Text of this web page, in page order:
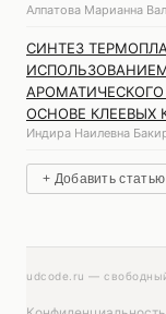
Алпатова Марианна
СИНТЕЗ
ОСНОВЕ КЛЕЕВЫХ
Индира Наилевна
+ Добавить статью
udcode.ru —